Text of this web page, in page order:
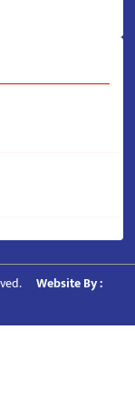
Website By :